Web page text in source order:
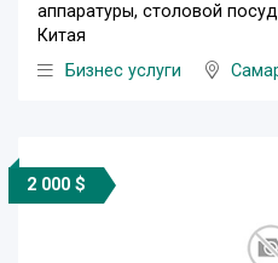
аппаратуры, столовой
Китая
Бизнес услуги
2 000 $